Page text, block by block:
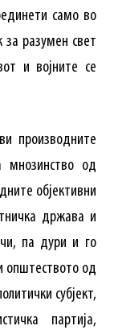
само во
разумен свет
и војните се
производните
мнозинство од
објективни
држава и
па дури и го
општеството од
субјект,
партија,